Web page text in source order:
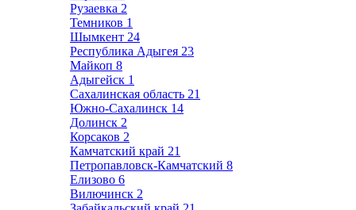
Рузаевка 2
Темников 1
Шымкент 24
Республика Адыгея 23
Майкоп 8
Адыгейск 1
Сахалинская область 21
Южно-Сахалинск 14
Долинск 2
Корсаков 2
Камчатский край 21
Петропавловск-Камчатский 8
Елизово 6
Вилючинск 2